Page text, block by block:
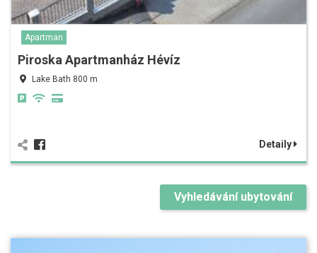
Apartman
Piroska Apartmanház Hévíz
Lake Bath 800 m
Detaily
Vyhledávání ubytování